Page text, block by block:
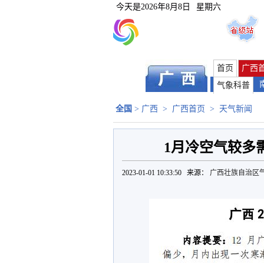
今天是2026年8月8日 星期六
首页
广西
气象科普
全国 > 广西 > 广西首页 > 天气新闻
1月冷空气较多
2023-01-01 10:33:50 来源： 广西壮族自治区